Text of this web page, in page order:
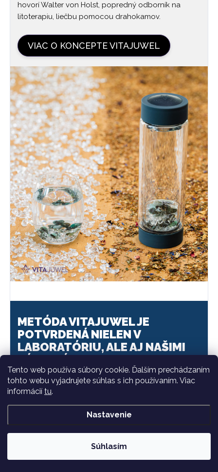
Tento web používa súbory cookie. Ďalším prechádzaním
tohto webu vyjadrujete súhlas s ich používaním. Viac
informácií tu.
Nastavenie
Súhlasím
hovorí Walter von Holst, popredný odborník na
litoterapiu, liečbu pomocou drahokamov.
VIAC O KONCEPTE VITAJUWEL
METÓDA VITAJUWEL JE
POTVRDENÁ NIELEN V
LABORATÓRIU, ALE AJ NAŠIMI
ZÁKAZNÍKMI Z PROGRAMU
OVERENÉ ZÁKAZNÍKMI NA
HEUREKA.